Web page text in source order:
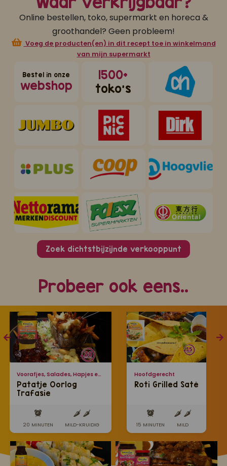
Online bestellen, toko, supermarkt en horeca &
groothandel? Geen probleem!
Voeg de producten(en) in dit recept toe in winkelmand
van mijn supermarkt
Bestel in onze
webshop
1500+
toko's
Zoek dichtstbijzijnde verkooppunt
Probeer ook eens..
Voorafjes, Salades, Hapjes en Lekkernijen
Patatje Oorlog
Trafasie
20 MINUTEN MILD-KRUIDIG
Hoofdgerecht
Roti Grilled Saté
15 MINUTEN MILD